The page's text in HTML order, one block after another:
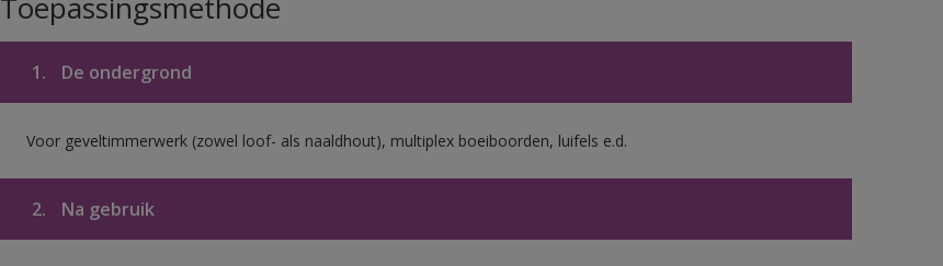
1. De ondergrond
Voor geveltimmerwerk (zowel loof- als naaldhout), multiplex boeiboorden, luifels e.d.
2. Na gebruik